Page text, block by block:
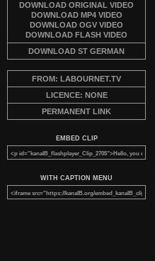
DOWNLOAD ORIGINAL VIDEO
DOWNLOAD MP4 VIDEO
DOWNLOAD OGV VIDEO
DOWNLOAD FLASH VIDEO
DOWNLOAD ST GERMAN
FROM: LABOURNET.TV
LICENCE: NONE
PERMANENT LINK
EMBED CLIP
WITH CAPTION MENU